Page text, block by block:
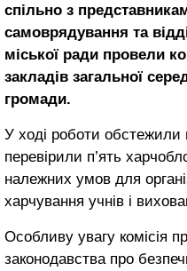
спільно з
самоврядування та
міської ради провели
закладів загальної
громади.
У ході роботи обстежили
перевірили п’ять
належних умов для
харчування учнів і
Особливу увагу комісія
законодавства про